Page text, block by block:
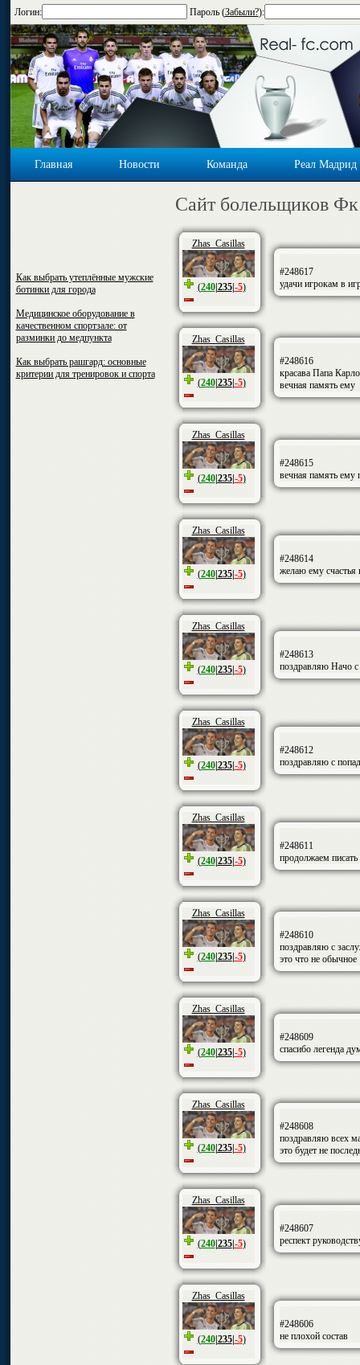
Логин: Пароль (Забыли?):
Главная Новости Команда Реал Мадрид
Cайт болельщиков
Как выбрать утеплённые мужские
ботинки для города
Медицинское оборудование в
качественном спортзале: от
разминки до медпункта
Как выбрать рашгард: основные
критерии для тренировок и спорта
Zhas_Casillas
(240|235|-5)
#248617
удачи игрокам в
Zhas_Casillas
(240|235|-5)
#248616
красава Папа Карло
вечная память ему
Zhas_Casillas
(240|235|-5)
#248615
вечная память ему
Zhas_Casillas
(240|235|-5)
#248614
желаю ему счастья
Zhas_Casillas
(240|235|-5)
#248613
поздравляю Начо
Zhas_Casillas
(240|235|-5)
#248612
поздравляю с
Zhas_Casillas
(240|235|-5)
#248611
продолжаем
Zhas_Casillas
(240|235|-5)
#248610
поздравляю с
это что не обычное
Zhas_Casillas
(240|235|-5)
#248609
спасибо легенда
Zhas_Casillas
(240|235|-5)
#248608
поздравляю всех
это будет не
Zhas_Casillas
(240|235|-5)
#248607
респект
Zhas_Casillas
(240|235|-5)
#248606
не плохой состав